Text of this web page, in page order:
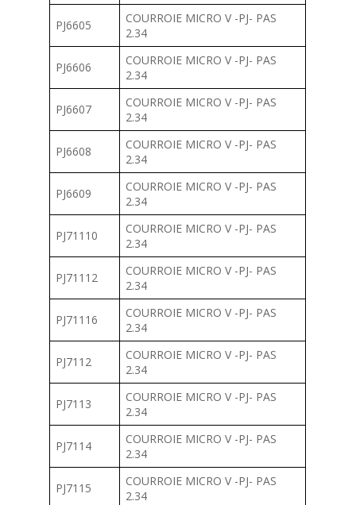
PJ6605
COURROIE MICRO V -PJ- PAS
2.34
PJ6606
COURROIE MICRO V -PJ- PAS
2.34
PJ6607
COURROIE MICRO V -PJ- PAS
2.34
PJ6608
COURROIE MICRO V -PJ- PAS
2.34
PJ6609
COURROIE MICRO V -PJ- PAS
2.34
PJ71110
COURROIE MICRO V -PJ- PAS
2.34
PJ71112
COURROIE MICRO V -PJ- PAS
2.34
PJ71116
COURROIE MICRO V -PJ- PAS
2.34
PJ7112
COURROIE MICRO V -PJ- PAS
2.34
PJ7113
COURROIE MICRO V -PJ- PAS
2.34
PJ7114
COURROIE MICRO V -PJ- PAS
2.34
PJ7115
COURROIE MICRO V -PJ- PAS
2.34